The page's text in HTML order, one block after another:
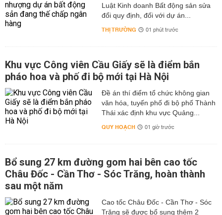
Luật Kinh doanh Bất động sản sửa
đổi quy định, đối với dự án...
THỊ TRƯỜNG 01 phút trước
Khu vực Công viên Cầu Giấy sẽ là điểm bắn
pháo hoa và phố đi bộ mới tại Hà Nội
Đề án thí điểm tổ chức không gian
văn hóa, tuyến phố đi bộ phố Thành
Thái xác định khu vực Quảng...
QUY HOẠCH 01 giờ trước
Bổ sung 27 km đường gom hai bên cao tốc
Châu Đốc - Cần Thơ - Sóc Trăng, hoàn thành
sau một năm
Cao tốc Châu Đốc - Cần Thơ - Sóc
Trăng sẽ được bổ sung thêm 2